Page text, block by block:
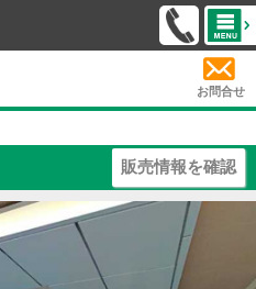
お問合せ
販売情報を確認